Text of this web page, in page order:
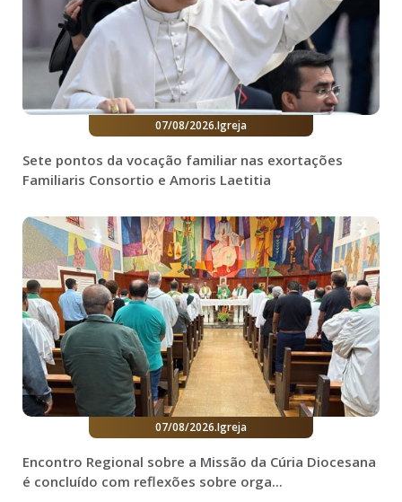
07/08/2026.Igreja
Sete pontos da vocação familiar nas exortações
Familiaris Consortio e Amoris Laetitia
07/08/2026.Igreja
Encontro Regional sobre a Missão da Cúria Diocesana
é concluído com reflexões sobre orga...